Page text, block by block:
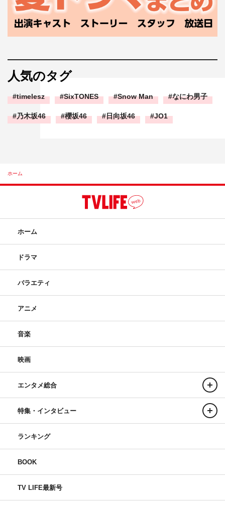
人気のタグ
timelesz SixTONES Snow Man なにわ男子
乃木坂46 櫻坂46 日向坂46 JO1
ホーム
ホーム
ドラマ
バラエティ
アニメ
音楽
映画
エンタメ総合
特集・インタビュー
ランキング
BOOK
TV LIFE最新号